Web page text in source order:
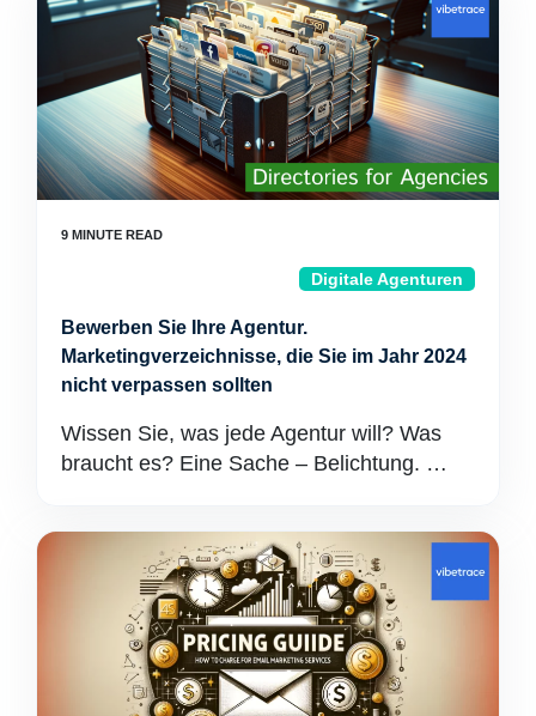
Digitale Agenturen
Bewerben Sie Ihre Agentur.
Marketingverzeichnisse, die Sie im Jahr 2024
nicht verpassen sollten
Wissen Sie, was jede Agentur will? Was
braucht es? Eine Sache – Belichtung. …